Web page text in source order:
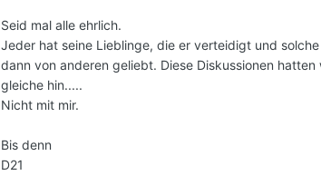
Seid mal alle ehrlich.
Jeder hat seine Lieblinge, die er verteidigt und
dann von anderen geliebt. Diese Diskussionen
gleiche hin.....
Nicht mit mir.
Bis denn
D21